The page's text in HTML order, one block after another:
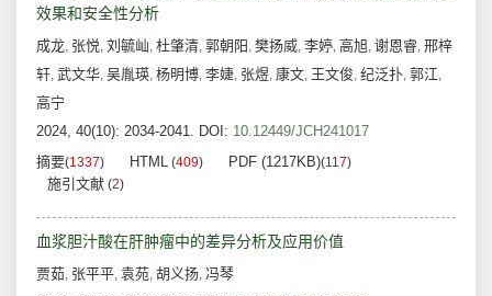
效果和安全性分析
成龙, 张悦, 刘毓屾, 杜肇清, 郭朝阳 , 樊扬威, 李婷, 高旭, 谢恩睿, 邢梓
轩, 武文华, 吴胤瑛, 杨明博, 李婕, 张煜, 康文, 王文俊, 纪泛扑, 郭江,
高宁
2024, 40(10): 2034-2041. DOI: 10.12449/JCH241017
摘要(1337) HTML (409) PDF (1217KB)(117)
施引文献 (2)
血浆胆汁酸在肝肿瘤中的差异分析及应用价值
贾茹, 张平平, 袁苑, 胡义扬, 冯琴